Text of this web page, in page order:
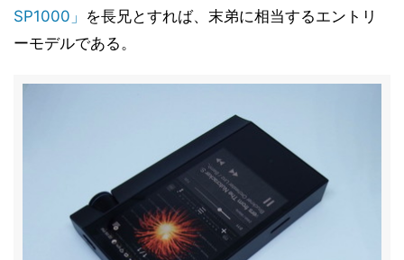
SP1000」 を長兄とすれば、末弟に相当するエントリ
ーモデルである。